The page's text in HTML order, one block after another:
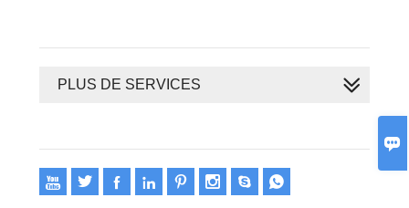

PLUS DE SERVICES
       